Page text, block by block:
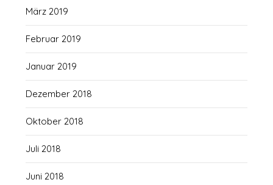
März 2019
Februar 2019
Januar 2019
Dezember 2018
Oktober 2018
Juli 2018
Juni 2018